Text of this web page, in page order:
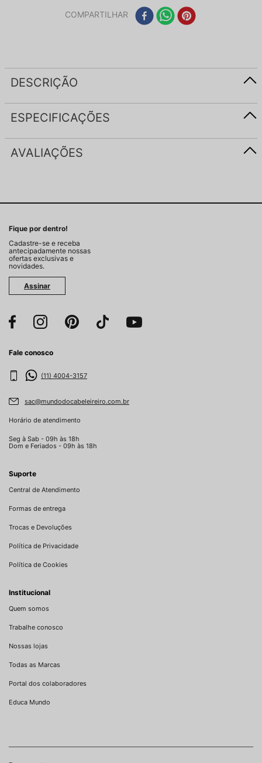
COMPARTILHAR
DESCRIÇÃO
ESPECIFICAÇÕES
AVALIAÇÕES
Fique por dentro!
Cadastre-se e receba
antecipadamente nossas
ofertas exclusivas e
novidades.
Assinar
Fale conosco
(11) 4004-3157
sac@mundodocabeleireiro.com.br
Horário de atendimento
Seg à Sab - 09h às 18h
Dom e Feriados - 09h às 18h
Suporte
Central de Atendimento
Formas de entrega
Trocas e Devoluções
Política de Privacidade
Política de Cookies
Institucional
Quem somos
Trabalhe conosco
Nossas lojas
Todas as Marcas
Portal dos colaboradores
Educa Mundo